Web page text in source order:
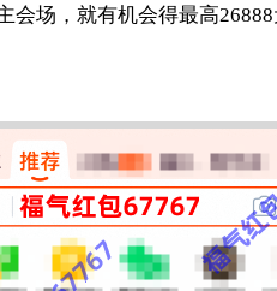
会场，就有机会得最高